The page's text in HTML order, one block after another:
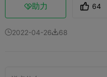
助力 64
2022-04-2668